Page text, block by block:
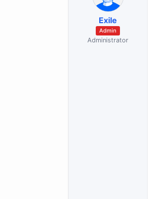
Exile
Admin
Administrator